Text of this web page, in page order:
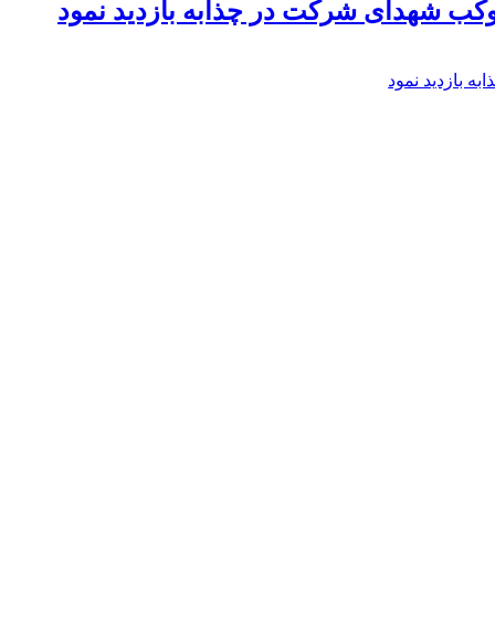
شهدای شرکت در چذابه بازدید نمود
بازدید نمود